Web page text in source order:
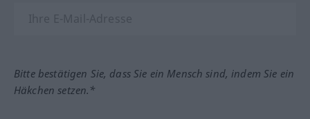
Bitte bestätigen Sie, dass Sie ein Mensch sind, indem Sie ein
Häkchen setzen.*